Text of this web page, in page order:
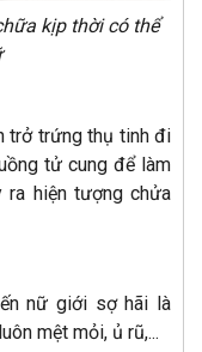
kịp thời có thể
trở trứng thụ tinh đi
tử cung để làm
hiện tượng chửa
nữ giới sợ hãi là
mệt mỏi, ủ rũ,...